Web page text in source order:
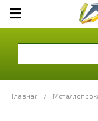
Главная /